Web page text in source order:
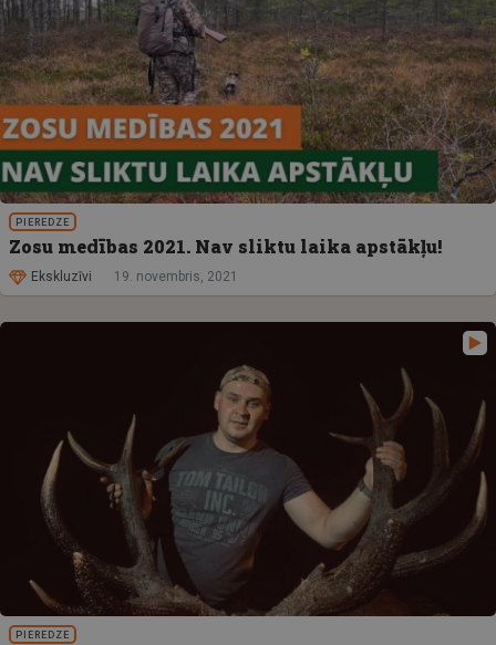
PIEREDZE
Zosu medības 2021. Nav sliktu laika apstākļu!
Ekskluzīvi 19. novembris, 2021
PIEREDZE